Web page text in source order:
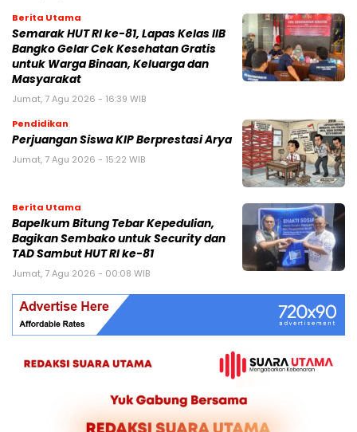
Berita Utama
Semarak HUT RI ke-81, Lapas Kelas IIB
Bangko Gelar Cek Kesehatan Gratis
untuk Warga Binaan, Keluarga dan
Masyarakat
Jumat, 7 Agu 2026 - 16:39 WIB
Pendidikan
Perjuangan Siswa KIP Berprestasi Arya
Jumat, 7 Agu 2026 - 15:22 WIB
Berita Utama
Bapelkum Bitung Tebar Kepedulian,
Bagikan Sembako untuk Security dan
TAD Sambut HUT RI ke-81
Jumat, 7 Agu 2026 - 00:08 WIB